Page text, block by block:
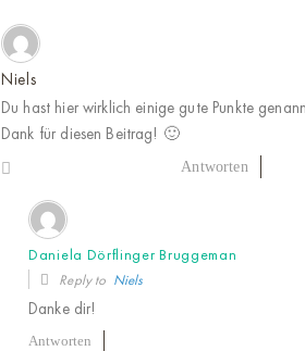
Niels
Du hast hier wirklich einige gute Punkte
Dank für diesen Beitrag! 🙂
Antworten
Daniela Dörflinger Bruggeman
Reply to Niels
Danke dir!
Antworten